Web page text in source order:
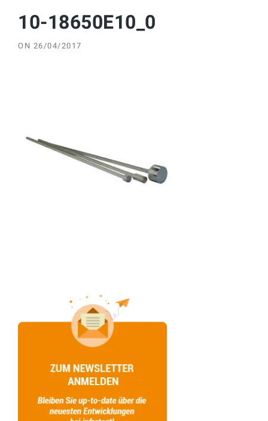
10-18650E10_0
ON 26/04/2017